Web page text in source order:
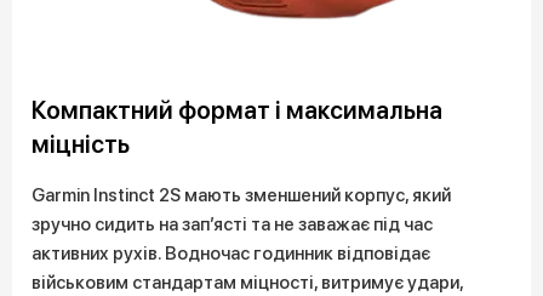
Компактний формат і максимальна
міцність
Garmin Instinct 2S мають зменшений корпус, який
зручно сидить на зап’ясті та не заважає під час
активних рухів. Водночас годинник відповідає
військовим стандартам міцності, витримує удари,